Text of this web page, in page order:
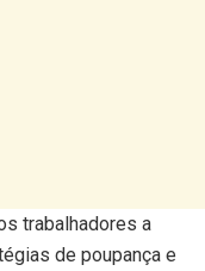
trabalhadores a
de poupança e